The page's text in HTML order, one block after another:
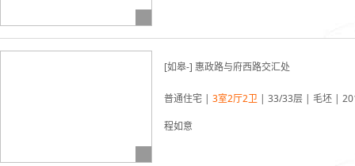
[如皋-] 惠政路与府西路交汇处
普通住宅 | 3室2厅2卫 | 33/33层 | 毛坯 |
程如意